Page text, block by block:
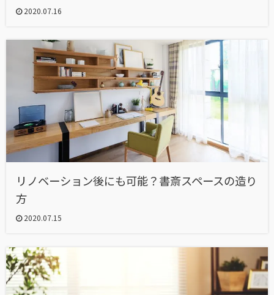
2020.07.16
リノベーション後にも可能？書斎スペースの造り
方
2020.07.15